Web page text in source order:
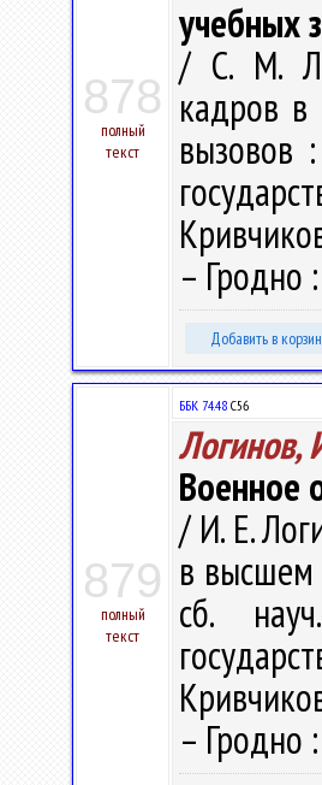
878
полный
текст
учебных
/ С. М.
кадров в
вызовов
– Гродно
Добавить в
879
полный
текст
ББК 74.48 С56
Логинов,
Военное
/ И. Е.
в высшем
сб.
– Гродно